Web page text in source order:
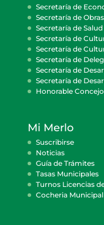
Secretaría de
Secretaría de
Secretaría de
Secretaría de
Secretaría de
Secretaría de
Secretaría de
Secretaría de
Honorable
Mi Merlo
Suscribirse
Noticias
Guía de Trámites
Tasas Municipales
Turnos Licencias
Cocheria Municipal